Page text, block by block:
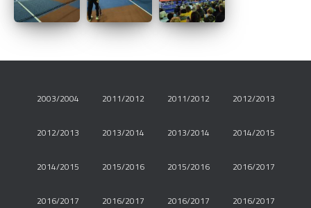
2003/2004 2011/2012 2011/2012 2012/2013
2012/2013 2013/2014 2013/2014 2014/2015
2014/2015 2015/2016 2015/2016 2016/2017
2016/2017 2016/2017 2016/2017 2016/2017